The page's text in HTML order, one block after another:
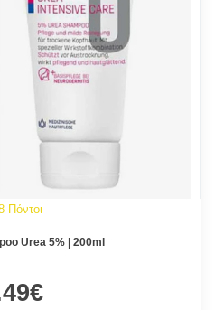
Πόντοι
Urea 5% | 200ml